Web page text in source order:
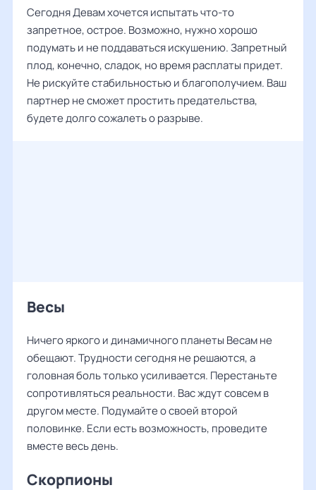
Сегодня Девам хочется испытать что-то
запретное, острое. Возможно, нужно хорошо
подумать и не поддаваться искушению. Запретный
плод, конечно, сладок, но время расплаты придет.
Не рискуйте стабильностью и благополучием. Ваш
партнер не сможет простить предательства,
будете долго сожалеть о разрыве.
Весы
Ничего яркого и динамичного планеты Весам не
обещают. Трудности сегодня не решаются, а
головная боль только усиливается. Перестаньте
сопротивляться реальности. Вас ждут совсем в
другом месте. Подумайте о своей второй
половинке. Если есть возможность, проведите
вместе весь день.
Скорпионы